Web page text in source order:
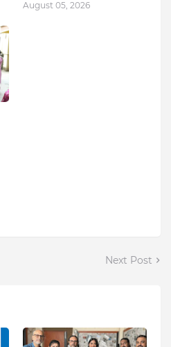
August 05, 2026
Next Post